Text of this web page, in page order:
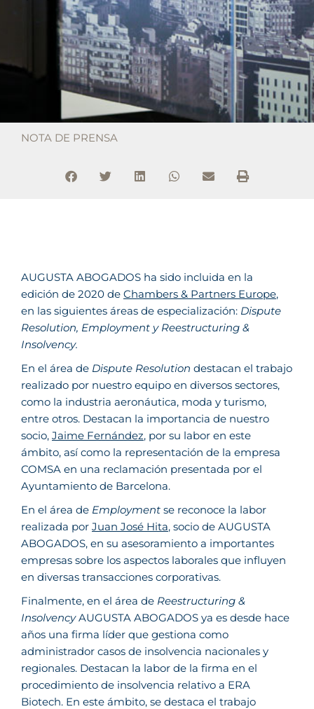
NOTA DE PRENSA
AUGUSTA ABOGADOS ha sido incluida en la
edición de 2020 de Chambers & Partners Europe,
en las siguientes áreas de especialización: Dispute
Resolution, Employment y Reestructuring &
Insolvency.
En el área de Dispute Resolution destacan el trabajo
realizado por nuestro equipo en diversos sectores,
como la industria aeronáutica, moda y turismo,
entre otros. Destacan la importancia de nuestro
socio, Jaime Fernández, por su labor en este
ámbito, así como la representación de la empresa
COMSA en una reclamación presentada por el
Ayuntamiento de Barcelona.
En el área de Employment se reconoce la labor
realizada por Juan José Hita, socio de AUGUSTA
ABOGADOS, en su asesoramiento a importantes
empresas sobre los aspectos laborales que influyen
en diversas transacciones corporativas.
Finalmente, en el área de Reestructuring &
InsolvencyAUGUSTA ABOGADOS ya es desde hace
años una firma líder que gestiona como
administrador casos de insolvencia nacionales y
regionales. Destacan la labor de la firma en el
procedimiento de insolvencia relativo a ERA
Biotech. En este ámbito, se destaca el trabajo